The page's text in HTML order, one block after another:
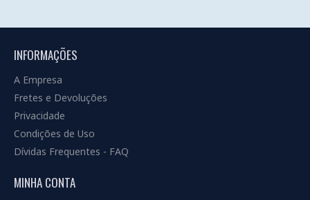
INFORMAÇÕES
A Empresa
Fretes e Devoluções
Privacidade
Condições de Uso
Dívidas Frequentes - FAQ
MINHA CONTA